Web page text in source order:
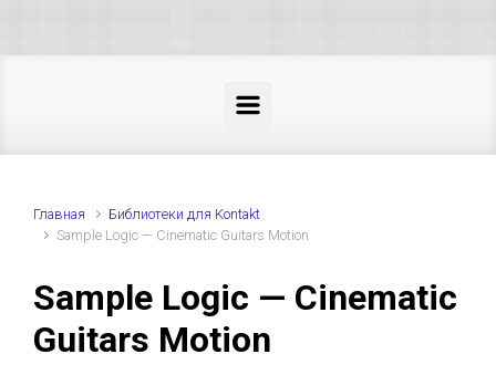
Главная
Библиотеки для Kontakt
Sample Logic — Cinematic Guitars Motion
Sample Logic — Cinematic
Guitars Motion